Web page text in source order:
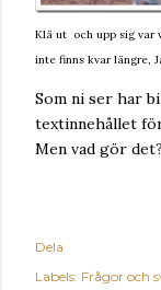
Klä ut och upp sig var
inte finns kvar längre,
Som ni ser har
textinnehållet
Men vad gör det?
Dela
Labels: Frågor och